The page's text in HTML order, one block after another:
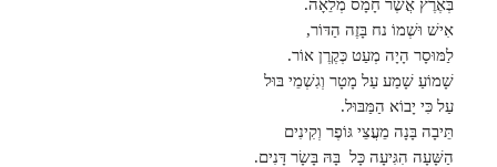
בְּאֶרֶץ אֲשֶׁר חָמָס מְלֵאָה.
אִישׁ וּשְׁמוֹ נח בָּזֶה הַדּוֹר,
לַמּוּסָר הָיָה מְעַט כְּקֶרֶן אוֹר.
שָׁמוֹעַ שָׁמַע עַל מָטָר וְגִשְׁמֵי בּוּל
עַל כִּי יָבוֹא הַמַּבּוּל.
תֵּיבָה בָּנָה מֵעֲצֵי גּוֹפֶר וְקִינִים
הַשָּׁעָה הִגִּיעָה כָּל בָּהּ בָּשָׂר דָּנִים.